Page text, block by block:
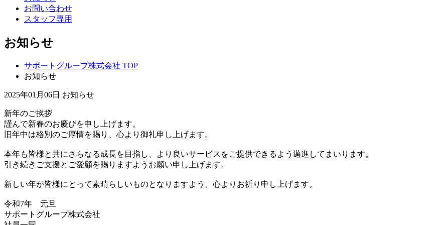
お問い合わせ
スタッフ専用
お知らせ
サポートグループ株式会社 TOP
お知らせ
2025年01月06日 お知らせ
新年のご挨拶
謹んで新春のお慶びを申し上げます。
旧年中は格別のご厚情を賜り、心より御礼申し上げます。
本年も皆様と共にさらなる成長を目指し、より良いサービスをご提供できるよう邁進してまいります。
引き続きご支援とご愛顧を賜りますようお願い申し上げます。
新しい年が皆様にとって素晴らしいものとなりますよう、心よりお祈り申し上げます。
令和7年 元旦
サポートグループ株式会社